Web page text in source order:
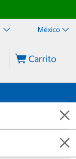
México
Carrito